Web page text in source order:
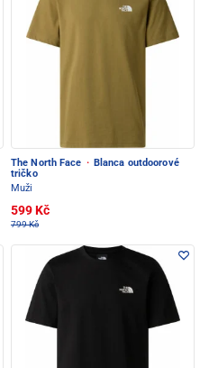
The North Face · Blanca outdoorové
tričko
Muži
599 Kč
799 Kč